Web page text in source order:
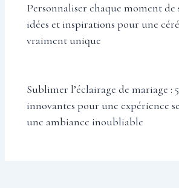
Personnaliser chaque moment de
idées et inspirations pour une
vraiment unique
Sublimer l’éclairage de mariage :
innovantes pour une expérience
une ambiance inoubliable